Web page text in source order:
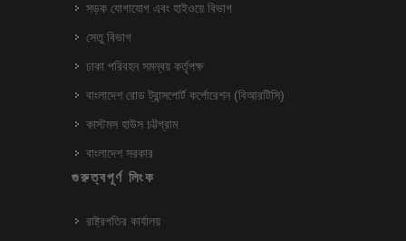
সড়ক যোগাযোগ এবং হাইওয়ে বিভাগ
সেতু বিভাগ
ঢাকা পরিবহন সমন্বয় কর্তৃপক্ষ
বাংলাদেশ রোড ট্রান্সপোর্ট কর্পোরেশন (বিআরটিসি)
কাস্টমস হাউস চট্টগ্রাম
বাংলাদেশ সরকার
গুরুত্বপূর্ণ লিংক
রাষ্ট্রপতির কার্যালয়